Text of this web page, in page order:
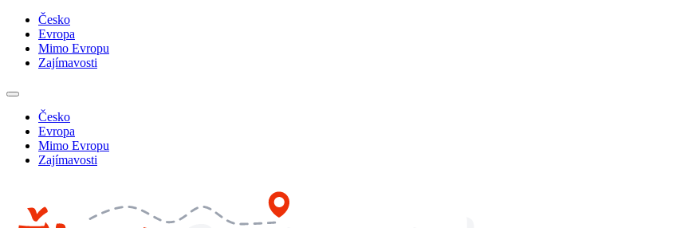
Česko
Evropa
Mimo Evropu
Zajímavosti
Česko
Evropa
Mimo Evropu
Zajímavosti